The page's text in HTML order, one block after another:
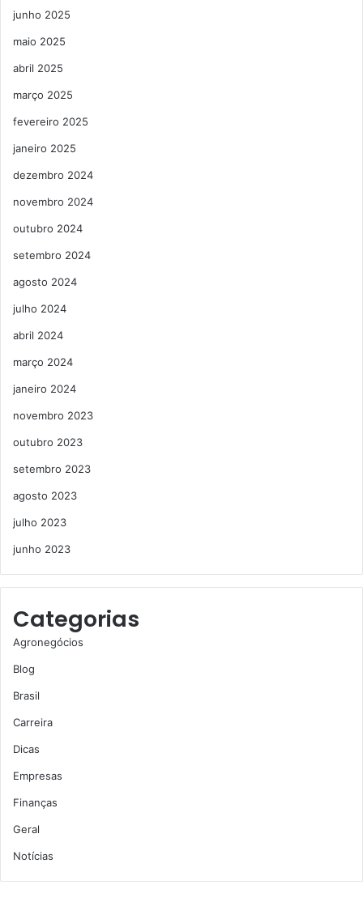
junho 2025
maio 2025
abril 2025
março 2025
fevereiro 2025
janeiro 2025
dezembro 2024
novembro 2024
outubro 2024
setembro 2024
agosto 2024
julho 2024
abril 2024
março 2024
janeiro 2024
novembro 2023
outubro 2023
setembro 2023
agosto 2023
julho 2023
junho 2023
Categorias
Agronegócios
Blog
Brasil
Carreira
Dicas
Empresas
Finanças
Geral
Notícias